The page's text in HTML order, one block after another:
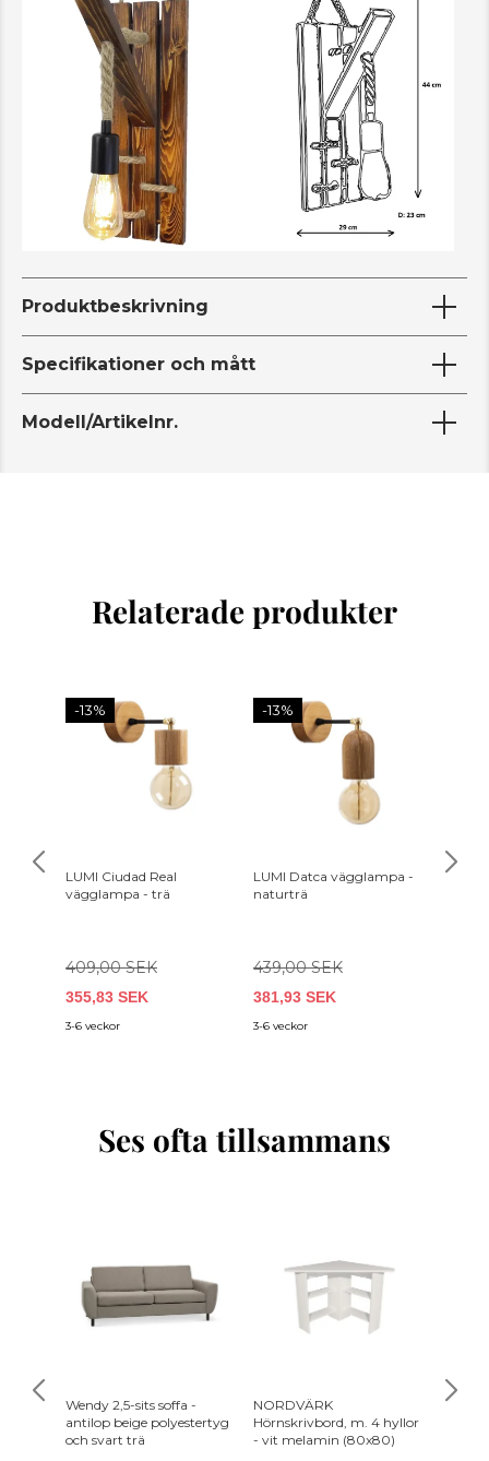
Produktbeskrivning
Specifikationer och mått
Modell/Artikelnr.
Relaterade produkter
-13%
LUMI Ciudad Real
vägglampa - trä
409,00 SEK
355,83 SEK
3-6 veckor
-13%
LUMI Datca vägglampa -
naturträ
439,00 SEK
381,93 SEK
3-6 veckor
KAVE
Ses ofta tillsammans
Wendy 2,5-sits soffa -
antilop beige polyestertyg
och svart trä
NORDVÄRK
Hörnskrivbord, m. 4 hyllor
- vit melamin (80x80)